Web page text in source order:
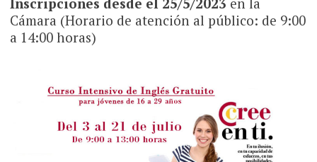
Cámara (Horario de atención al público: de 9:00
a 14:00 horas)